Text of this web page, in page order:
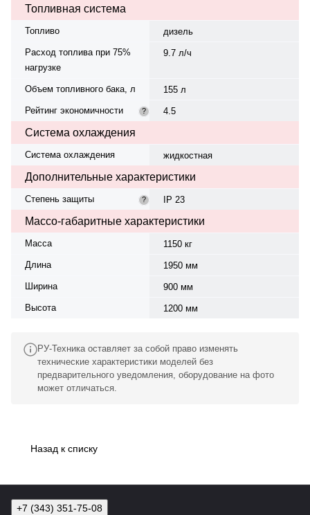
Топливная система
Топливо
дизель
Расход топлива при 75%
нагрузке
9.7 л/ч
Объем топливного бака, л
155 л
Рейтинг экономичности
? 4.5
Система охлаждения
Система охлаждения жидкостная
Дополнительные характеристики
Степень защиты ? IP 23
Массо-габаритные характеристики
Масса
1150 кг
Длина
1950 мм
Ширина
900 мм
Высота
1200 мм
РУ-Техника оставляет за собой право изменять
технические характеристики моделей без
предварительного уведомления, оборудование на фото
может отличаться.
Назад к списку
+7 (343) 351-75-08